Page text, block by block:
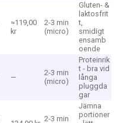
≈119,00
kr
2-3 min
(micro)
Gluten- &
laktosfrit
t,
smidigt
ensamb
oende
—
2-3 min
(micro)
Proteinrik
t - bra vid
långa
pluggda
gar
2-3 min
Jämna
portioner